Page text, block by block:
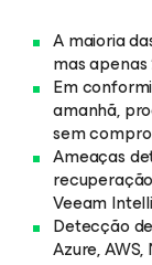
A maioria
mas
Em
amanhã,
sem
Ameaças
Veeam
Detecção
Azure,